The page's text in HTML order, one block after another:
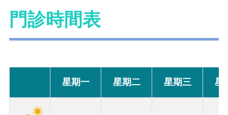
門診時間表
星期一 星期二 星期三 星